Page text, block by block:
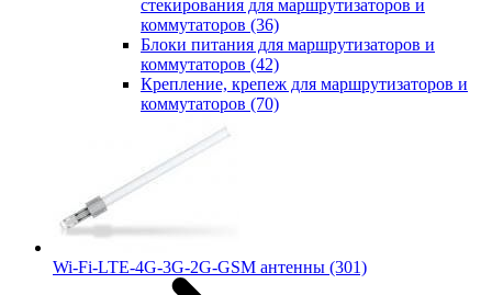
стекирования для маршрутизаторов и
коммутаторов (36)
Блоки питания для маршрутизаторов и
коммутаторов (42)
Крепление, крепеж для маршрутизаторов и
коммутаторов (70)
Wi-Fi-LTE-4G-3G-2G-GSM антенны (301)